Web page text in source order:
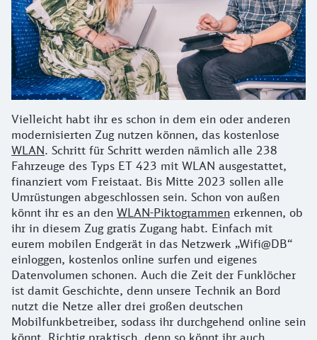
Vielleicht habt ihr es schon in dem ein oder anderen
modernisierten Zug nutzen können, das kostenlose
WLAN. Schritt für Schritt werden nämlich alle 238
Fahrzeuge des Typs ET 423 mit WLAN ausgestattet,
finanziert vom Freistaat. Bis Mitte 2023 sollen alle
Umrüstungen abgeschlossen sein. Schon von außen
könnt ihr es an den WLAN-Piktogrammen erkennen, ob
ihr in diesem Zug gratis Zugang habt. Einfach mit
eurem mobilen Endgerät in das Netzwerk „Wifi@DB“
einloggen, kostenlos online surfen und eigenes
Datenvolumen schonen. Auch die Zeit der Funklöcher
ist damit Geschichte, denn unsere Technik an Bord
nutzt die Netze aller drei großen deutschen
Mobilfunkbetreiber, sodass ihr durchgehend online sein
könnt. Richtig praktisch, denn so könnt ihr auch